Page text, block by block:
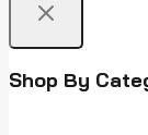
Shop By